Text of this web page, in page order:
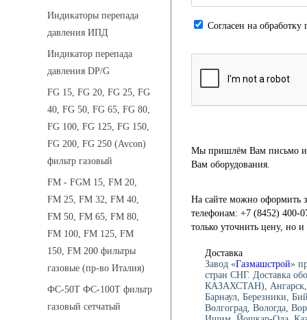
Индикаторы перепада
давления ИПД
Индикатор перепада
давления DP/G
FG 15, FG 20, FG 25, FG
40, FG 50, FG 65, FG 80,
FG 100, FG 125, FG 150,
FG 200, FG 250 (Avcon)
фильтр газовый
FM - FGM 15, FM 20,
FM 25, FM 32, FM 40,
FM 50, FM 65, FM 80,
FM 100, FM 125, FM
150, FM 200 фильтры
газовые (пр-во Италия)
ФС-50Т ФС-100Т фильтр
газовый сетчатый
Cогласен на
Мы пришлём Вам письмо и
Вам оборудования.
На сайте можно оформить
телефонам: +7 (8452) 400-
только уточнить цену, но
Доставка
Завод «Газмашстрой»
стран СНГ. Доставка
КАЗАХСТАН), Ангарск,
Барнаул, Березники,
Волгоград, Вологда,